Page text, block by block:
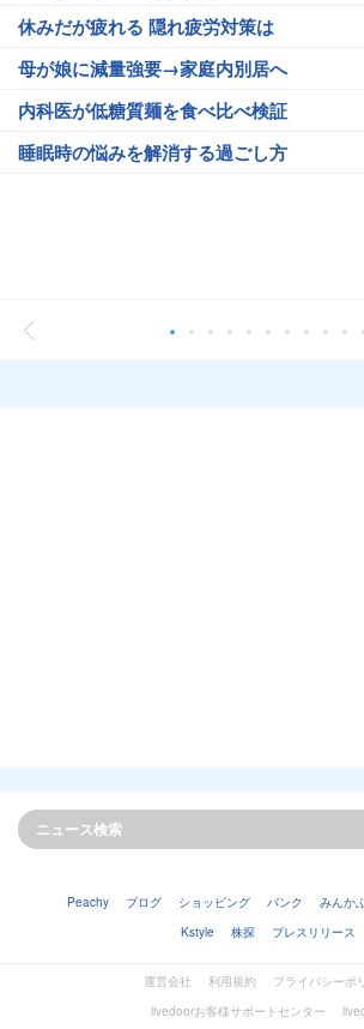
休みだが疲れる 隠れ疲労対策は
母が娘に減量強要→家庭内別居へ
内科医が低糖質麺を食べ比べ検証
睡眠時の悩みを解消する過ごし方
Peachy ブログ ショッピング バンク みんか
Kstyle
株探 プレスリリース
運営会社 利用規約
プライバシーポ
livedoorお客様サポートセンター